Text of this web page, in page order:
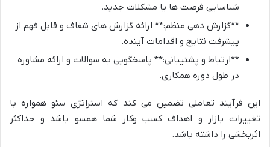
شناسایی فرصت ها یا مشکلات جدید.
**گزارش دهی منظم:** ارائه گزارش های شفاف و قابل فهم از
پیشرفت نتایج و اقدامات آینده.
**ارتباط و پشتیبانی:** پاسخگویی به سوالات و ارائه مشاوره
در طول دوره همکاری.
این فرآیند تعاملی تضمین می کند که استراتژی سئو همواره با
تغییرات بازار و اهداف کسب وکار شما همسو باشد و حداکثر
اثربخشی را داشته باشد.